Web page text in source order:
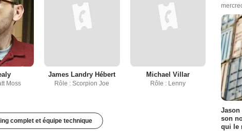
Moss
James Landry Hébert
Rôle : Scorpion Joe
Michael Villar
Rôle : Lenny
complet et équipe technique
Jason
son
qui le